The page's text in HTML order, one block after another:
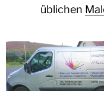
üblichen